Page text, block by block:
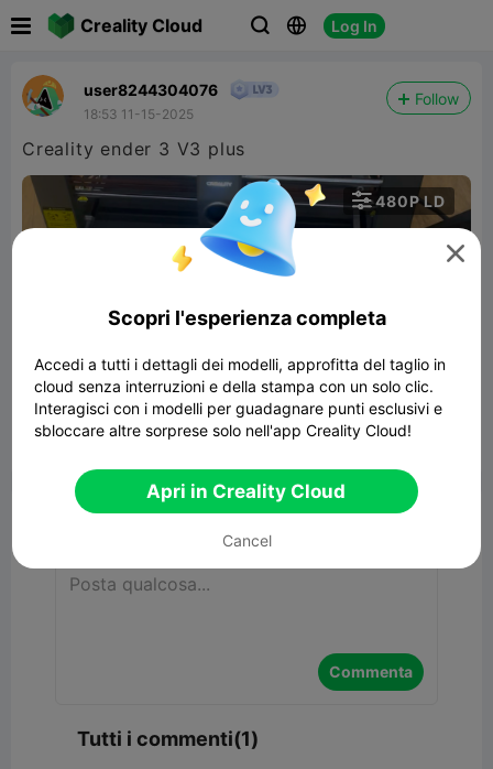
Creality Cloud   Log In
user8244304076
18:53 11-15-2025
Follow
Creality ender 3 V3 plus
00:33

480P LD
Commenta
Commenta
Tutti i commenti(1)

Scopri l'esperienza completa
Accedi a tutti i dettagli dei modelli, approfitta del taglio in
cloud senza interruzioni e della stampa con un solo clic.
Interagisci con i modelli per guadagnare punti esclusivi e
sbloccare altre sorprese solo nell'app Creality Cloud!
Apri in Creality Cloud
Cancel